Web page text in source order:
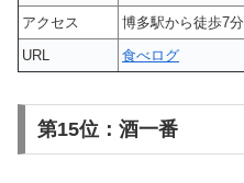
アクセス
博多駅から徒歩7分
URL
食べログ
第15位：酒一番